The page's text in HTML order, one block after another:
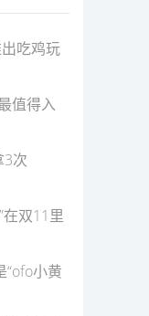
吃鸡玩
值得入
3次
在双11里
“ofo小黄